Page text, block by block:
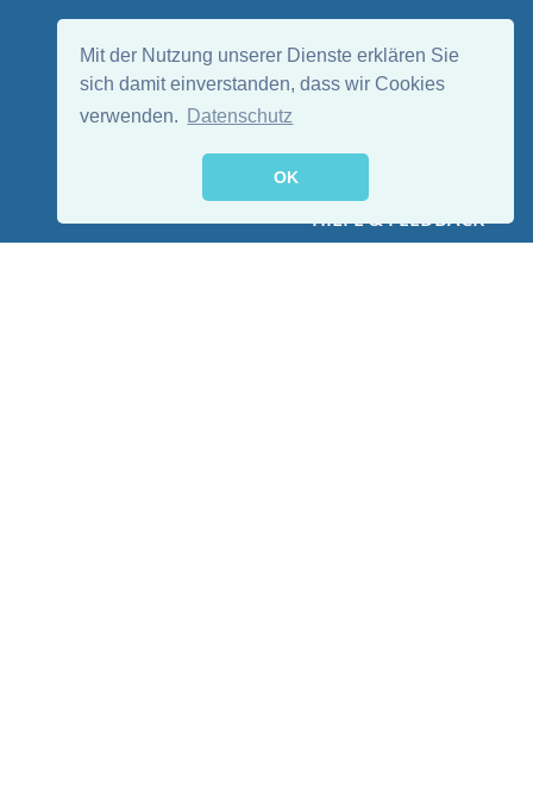
Mit der Nutzung unserer Dienste erklären Sie
sich damit einverstanden, dass wir Cookies
verwenden.
Datenschutz
OK
HILFE & FEEDBACK
EN